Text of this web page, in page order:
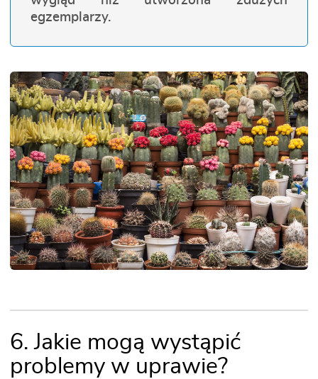
egzemplarzy.
6. Jakie mogą wystąpić
problemy w uprawie?